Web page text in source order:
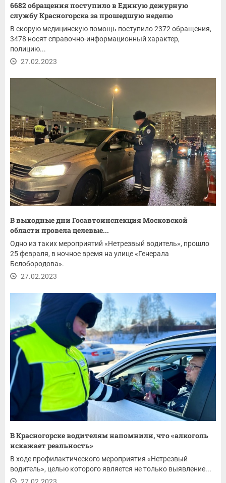
6682 обращения поступило в Единую дежурную
службу Красногорска за прошедшую неделю
В скорую медицинскую помощь поступило 2372 обращения,
3478 носят справочно-информационный характер,
полицию...
27.02.2023
В выходные дни Госавтоинспекция Московской
области провела целевые...
Одно из таких мероприятий «Нетрезвый водитель», прошло
25 февраля, в ночное время на улице «Генерала
Белобородова».
27.02.2023
В Красногорске водителям напомнили, что «алкоголь
искажает реальность»
В ходе профилактического мероприятия «Нетрезвый
водитель», целью которого является не только выявление...
27.02.2023